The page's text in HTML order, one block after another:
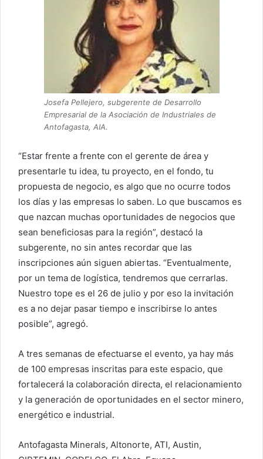
Josefa Pellejero, subgerente de Desarrollo
Empresarial de la Asociación de Industriales de
Antofagasta, AIA.
“Estar frente a frente con el gerente de área y
presentarle tu idea, tu proyecto, en el fondo, tu
propuesta de negocio, es algo que no ocurre todos
los días y las empresas lo saben. Lo que buscamos es
que nazcan muchas oportunidades de negocios que
sean beneficiosas para la región”, destacó la
subgerente, no sin antes recordar que las
inscripciones aún siguen abiertas. “Eventualmente,
por un tema de logística, tendremos que cerrarlas.
Nuestro tope es el 26 de julio y por eso la invitación
es a no dejar pasar tiempo e inscribirse lo antes
posible”, agregó.
A tres semanas de efectuarse el evento, ya hay más
de 100 empresas inscritas para este espacio, que
fortalecerá la colaboración directa, el relacionamiento
y la generación de oportunidades en el sector minero,
energético e industrial.
Antofagasta Minerals, Altonorte, ATI, Austin,